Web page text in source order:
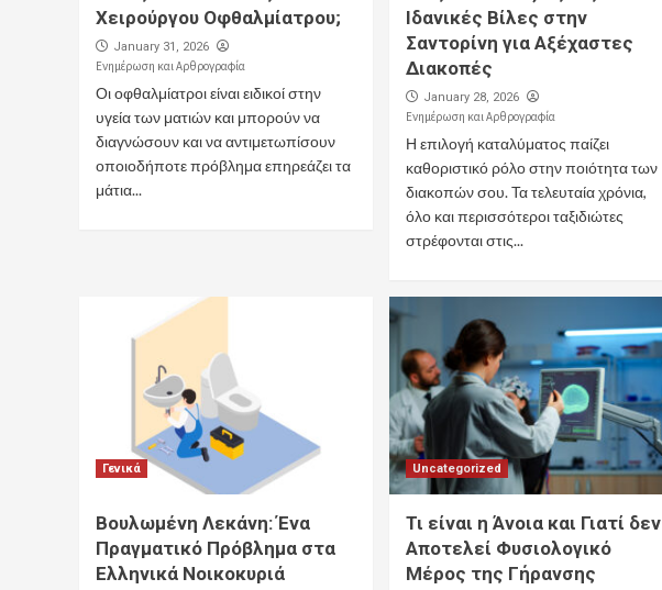
Χειρούργου Οφθαλμίατρου;
January 31, 2026
Ενημέρωση και Αρθρογραφία
Οι οφθαλμίατροι είναι ειδικοί στην
υγεία των ματιών και μπορούν να
διαγνώσουν και να αντιμετωπίσουν
οποιοδήποτε πρόβλημα επηρεάζει τα
μάτια...
Ιδανικές Βίλες στην
Σαντορίνη για Αξέχαστες
Διακοπές
January 28, 2026
Ενημέρωση και Αρθρογραφία
Η επιλογή καταλύματος παίζει
καθοριστικό ρόλο στην ποιότητα των
διακοπών σου. Τα τελευταία χρόνια,
όλο και περισσότεροι ταξιδιώτες
στρέφονται στις...
Γενικά
Βουλωμένη Λεκάνη: Ένα
Πραγματικό Πρόβλημα στα
Ελληνικά Νοικοκυριά
Uncategorized
Τι είναι η Άνοια και Γιατί δεν
Αποτελεί Φυσιολογικό
Μέρος της Γήρανσης